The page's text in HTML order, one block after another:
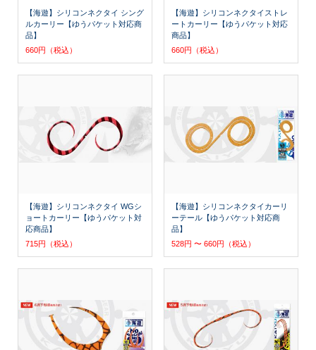
【海遊】シリコンネクタイ シング
ルカーリー【ゆうパケット対応商
品】
660円（税込）
【海遊】シリコンネクタイストレ
ートカーリー【ゆうパケット対応
商品】
660円（税込）
【海遊】シリコンネクタイ WGシ
ョートカーリー【ゆうパケット対
応商品】
715円（税込）
【海遊】シリコンネクタイカーリ
ーテール【ゆうパケット対応商
品】
528円 〜 660円（税込）